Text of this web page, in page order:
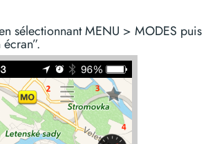
sélectionnant MENU > MODES puis